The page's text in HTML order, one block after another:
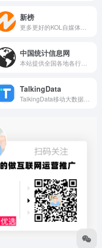
新榜
中国统计信息网
TalkingData